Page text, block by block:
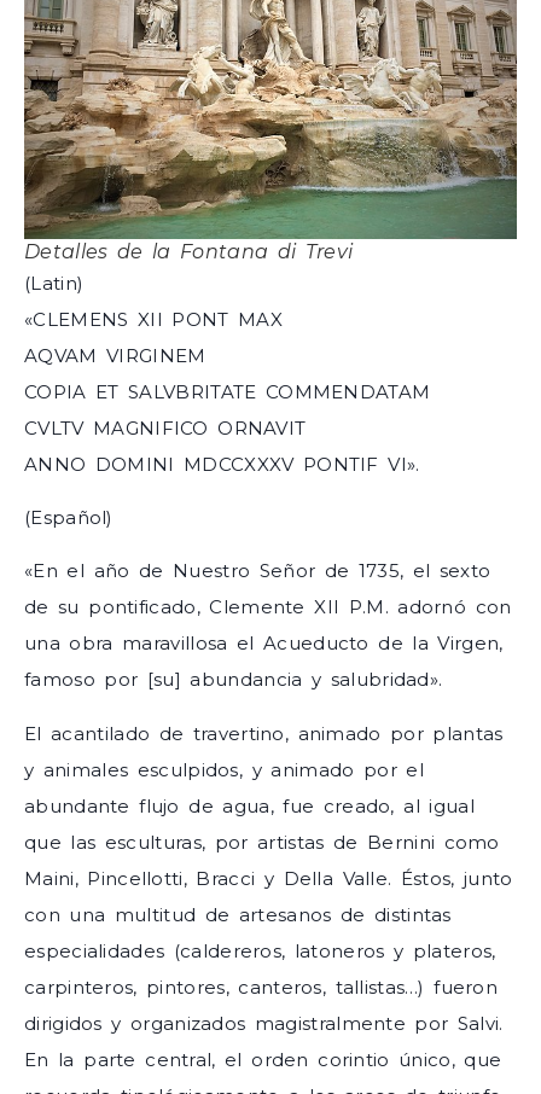
Detalles de la Fontana di Trevi
(Latin)
«CLEMENS XII PONT MAX
AQVAM VIRGINEM
COPIA ET SALVBRITATE COMMENDATAM
CVLTV MAGNIFICO ORNAVIT
ANNO DOMINI MDCCXXXV PONTIF VI».
(Español)
«En el año de Nuestro Señor de 1735, el sexto
de su pontificado, Clemente XII P.M. adornó con
una obra maravillosa el Acueducto de la Virgen,
famoso por [su] abundancia y salubridad».
El acantilado de travertino, animado por plantas
y animales esculpidos, y animado por el
abundante flujo de agua, fue creado, al igual
que las esculturas, por artistas de Bernini como
Maini, Pincellotti, Bracci y Della Valle. Éstos, junto
con una multitud de artesanos de distintas
especialidades (caldereros, latoneros y plateros,
carpinteros, pintores, canteros, tallistas…) fueron
dirigidos y organizados magistralmente por Salvi.
En la parte central, el orden corintio único, que